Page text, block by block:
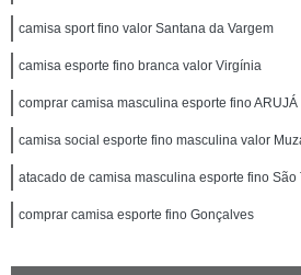
camisa sport fino valor Santana da Vargem
camisa esporte fino branca valor Virgínia
comprar camisa masculina esporte fino ARUJÁ
camisa social esporte fino masculina valor
atacado de camisa masculina esporte fino São
comprar camisa esporte fino Gonçalves